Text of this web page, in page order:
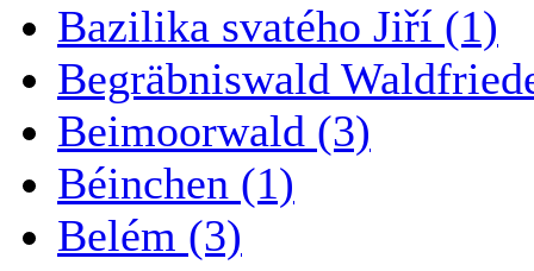
Bazilika svatého Jiří (1)
Begräbniswald
Beimoorwald (3)
Béinchen (1)
Belém (3)